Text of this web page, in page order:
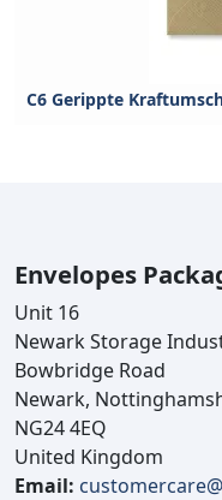
C6 Gerippte
Envelopes
Unit 16
Newark Storage
Bowbridge Road
Newark,
NG24 4EQ
United Kingdom
Email: